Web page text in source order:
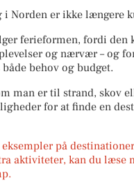
i Norden er ikke længere
ferieformen, fordi den
og nærvær – og
behov og budget.
man er til strand, skov
for at finde en
på
aktiviteter, kan du læse